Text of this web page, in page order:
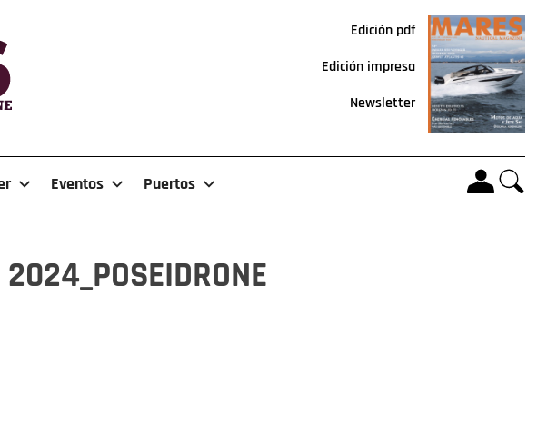
Edición pdf
Edición impresa
Newsletter
Eventos Puertos